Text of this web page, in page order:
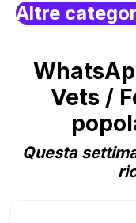
Altre
Vets /
Questa